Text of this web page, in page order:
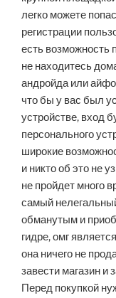
легко можете
регистрации
есть возможность
не находитесь
андройда или
что бы у вас был
устройстве, вход
персонального
широкие
и никто об это не
не пройдет много
самый
обманутым и
гидре, омг
она ничего не
завести магазин и
Перед покупкой